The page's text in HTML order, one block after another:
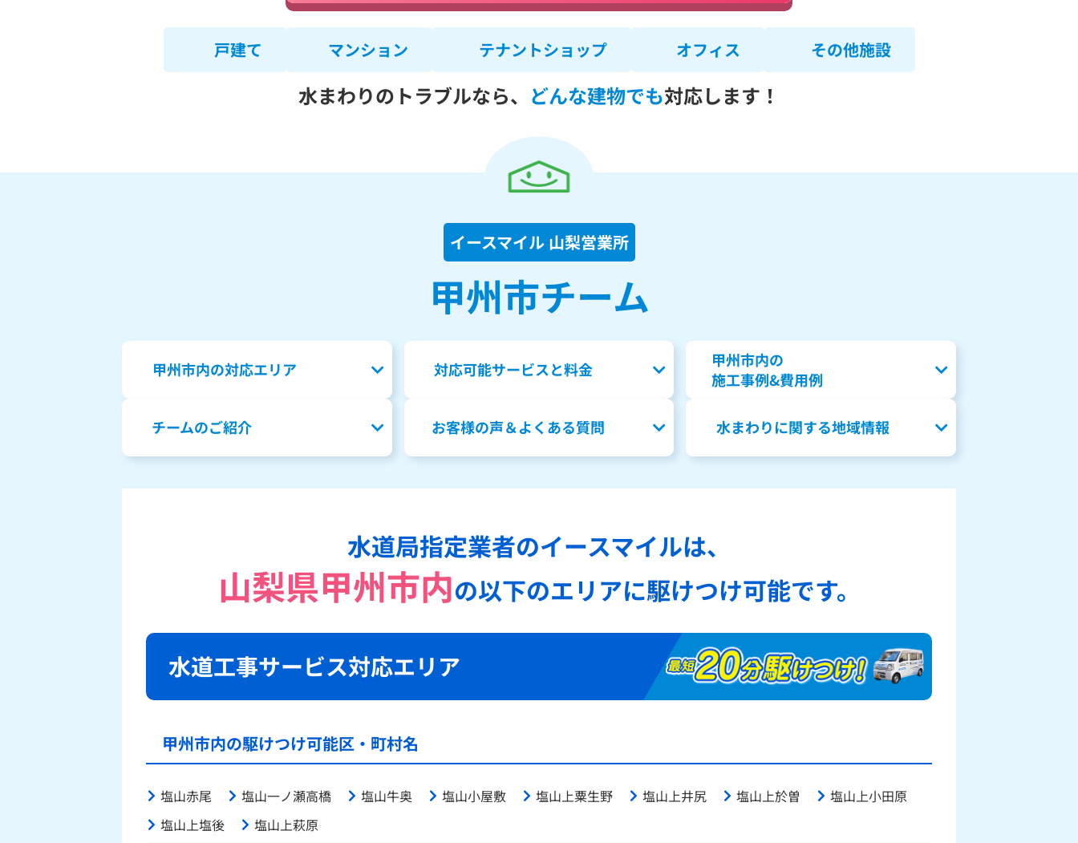
戸建て マンション テナントショップ オフィス その他施設
水まわりのトラブルなら、 どんな建物でも対応します！
イースマイル 山梨営業所
甲州市チーム
甲州市内の対応エリア 対応可能サービスと料金
甲州市内の
施工事例&費用例
チームのご紹介 お客様の声＆よくある質問 水まわりに関する地域情報
水道局指定業者のイースマイルは、
山梨県甲州市内の以下のエリアに駆けつけ可能です。
水道工事サービス対応エリア
甲州市内の駆けつけ可能区・町村名
塩山赤尾 塩山一ノ瀬高橋 塩山牛奥 塩山小屋敷 塩山上粟生野 塩山上井尻 塩山上於曽
塩山上小田原
塩山上塩後
塩山上萩原